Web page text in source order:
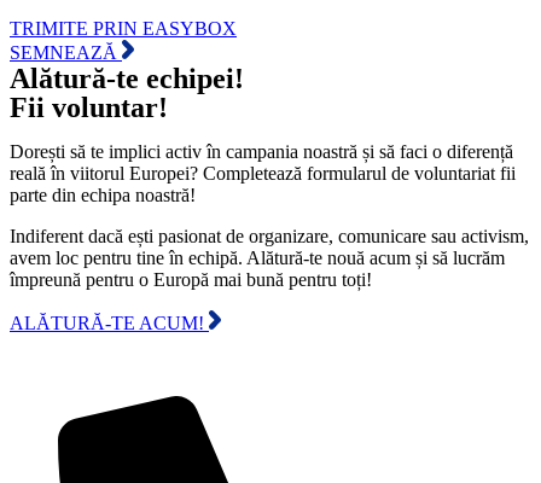
TRIMITE PRIN EASYBOX
SEMNEAZĂ
Alătură-te echipei!
Fii voluntar!
Dorești să te implici activ în campania noastră și să faci o diferență
reală în viitorul Europei? Completează formularul de voluntariat fii
parte din echipa noastră!
Indiferent dacă ești pasionat de organizare, comunicare sau activism,
avem loc pentru tine în echipă. Alătură-te nouă acum și să lucrăm
împreună pentru o Europă mai bună pentru toți!
ALĂTURĂ-TE ACUM!